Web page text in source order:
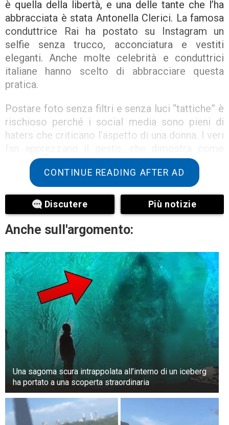
è quella della libertà, e una delle tante che l’ha
abbracciata è stata Antonella Clerici. La famosa
conduttrice Rai ha postato su Instagram un
selfie senza trucco, acconciatura e vestiti
eleganti. Anche molte celebrità e conduttrici
italiane hanno scelto di abbracciare questa
pratica.
Postare foto senza filtri e senza luci “tattiche” è
rischioso perché i social media sono pieni di
haters che criticano l’aspetto di una donna. I veri
queste donne siano in pace con
l’invecchiamento.
Il selfie senza filtri di Antonella Clerici
CONTINUE READING AFTER AD
Discutere Più notizie
Anche sull'argomento:
Una sagoma scura intrappolata all’interno di un iceberg
ha portato a una scoperta straordinaria